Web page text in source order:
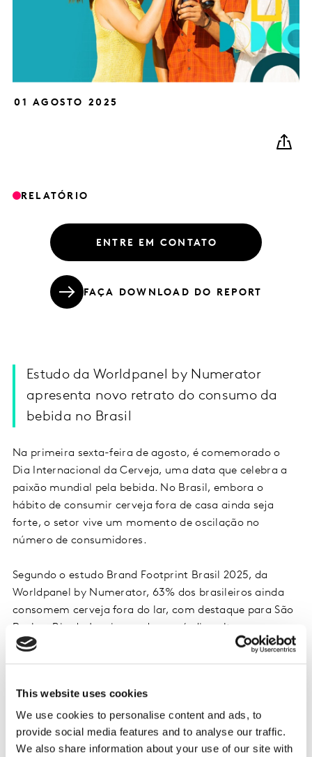
This website uses cookies
We use cookies to personalise content and ads, to
provide social media features and to analyse our traffic.
We also share information about your use of our site with
01 AGOSTO 2025
RELATÓRIO
ENTRE EM CONTATO
FAÇA DOWNLOAD DO REPORT
Estudo da Worldpanel by Numerator
apresenta novo retrato do consumo da
bebida no Brasil
Na primeira sexta-feira de agosto, é comemorado o
Dia Internacional da Cerveja, uma data que celebra a
paixão mundial pela bebida. No Brasil, embora o
hábito de consumir cerveja fora de casa ainda seja
forte, o setor vive um momento de oscilação no
número de consumidores.
Segundo o estudo Brand Footprint Brasil 2025, da
Worldpanel by Numerator, 63% dos brasileiros ainda
consomem cerveja fora do lar, com destaque para São
Paulo e Rio de Janeiro, onde esse índice ultrapassa os
70%. No entanto, entre agosto e dezembro de 2024,
houve uma queda de 1,1 milhão de consumidores em
Apesar da redução no público, o número de ocasiões de
consumo fora de casa cresceu 20%, totalizando mais
de 41,4 milhões. Isso mostra que quem consome, o faz